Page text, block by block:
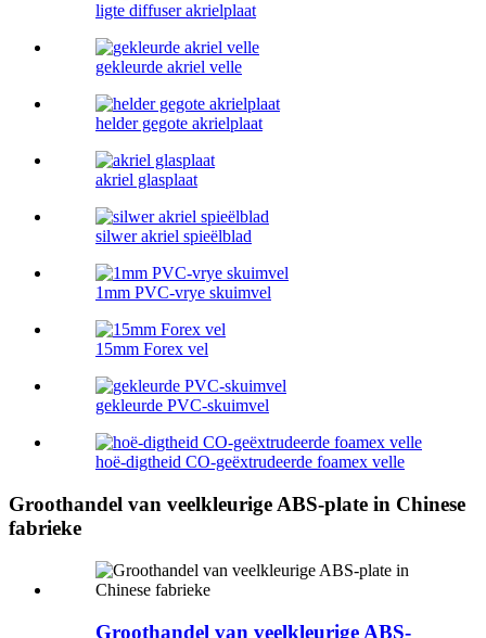
ligte diffuser akrielplaat
gekleurde akriel velle
helder gegote akrielplaat
akriel glasplaat
silwer akriel spieëlblad
1mm PVC-vrye skuimvel
15mm Forex vel
gekleurde PVC-skuimvel
hoë-digtheid CO-geëxtrudeerde foamex velle
Groothandel van veelkleurige ABS-plate in Chinese
fabrieke
Groothandel van veelkleurige ABS-